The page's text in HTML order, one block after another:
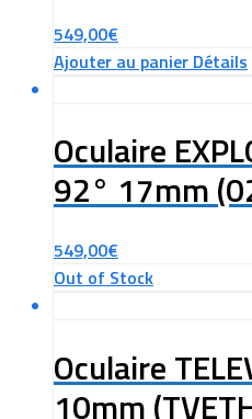
549,00€
Ajouter au panier Détails
Oculaire
92° 17mm
549,00€
Out of Stock
Oculaire
10mm